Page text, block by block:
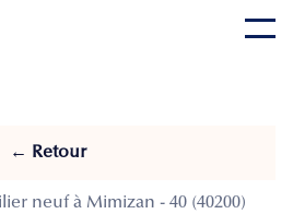
← Retour
neuf à Mimizan - 40 (40200)